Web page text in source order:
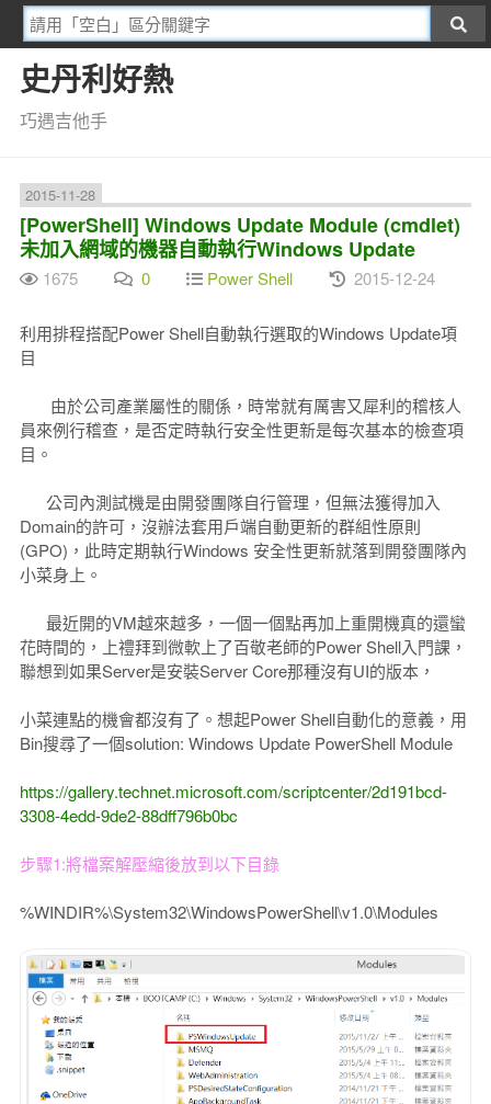
史丹利好熱
巧遇吉他手
2015-11-28
[PowerShell] Windows Update Module (cmdlet)
未加入網域的機器自動執行Windows Update
1675 0 Power Shell 2015-12-24
利用排程搭配Power Shell自動執行選取的Windows Update項
目
由於公司產業屬性的關係，時常就有厲害又犀利的稽核人
員來例行稽查，是否定時執行安全性更新是每次基本的檢查項
目。
公司內測試機是由開發團隊自行管理，但無法獲得加入
Domain的許可，沒辦法套用戶端自動更新的群組性原則
(GPO)，此時定期執行Windows 安全性更新就落到開發團隊內
小菜身上。
最近開的VM越來越多，一個一個點再加上重開機真的還蠻
花時間的，上禮拜到微軟上了百敬老師的Power Shell入門課，
聯想到如果Server是安裝Server Core那種沒有UI的版本，
小菜連點的機會都沒有了。想起Power Shell自動化的意義，用
Bin搜尋了一個solution: Windows Update PowerShell Module
https://gallery.technet.microsoft.com/scriptcenter/2d191bcd-
3308-4edd-9de2-88dff796b0bc
步驟1:將檔案解壓縮後放到以下目錄
%WINDIR%\System32\WindowsPowerShell\v1.0\Modules